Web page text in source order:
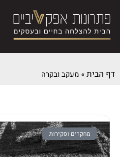
דף הבית» מעקב ובקרה
מחקרים וסקירות